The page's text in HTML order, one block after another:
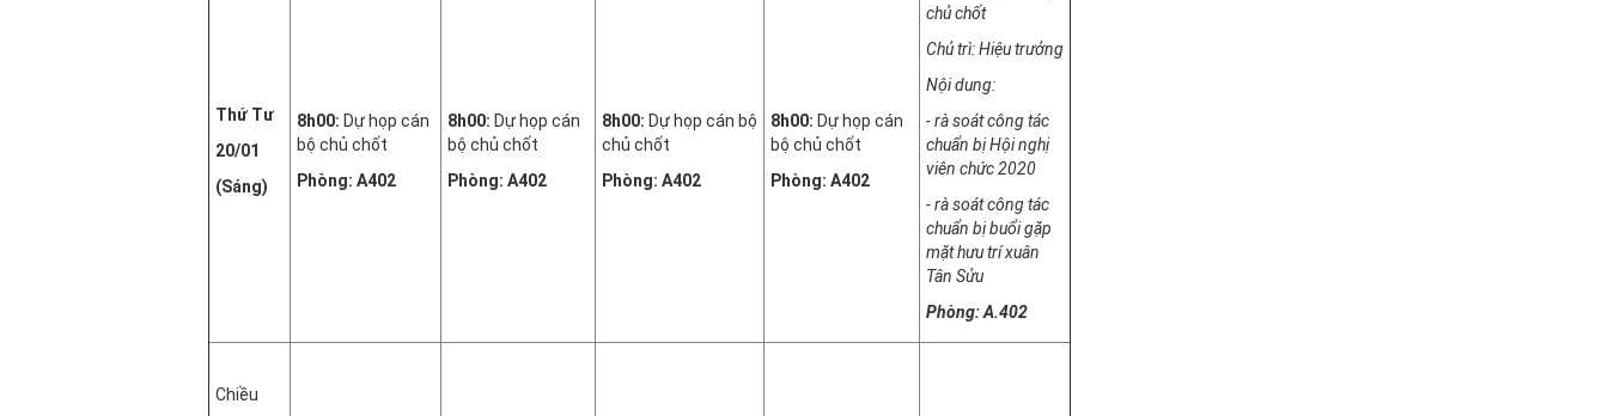
Thứ Tư
20/01
(Sáng)
8h00: Dự họp cán
bộ chủ chốt
Phòng: A402
8h00: Dự họp cán
bộ chủ chốt
Phòng: A402
8h00: Dự họp cán bộ
chủ chốt
Phòng: A402
8h00: Dự họp cán
bộ chủ chốt
Phòng: A402
chủ chốt
Chủ trì: Hiệu trưởng
Nội dung:
- rà soát công tác
chuẩn bị Hội nghị
viên chức 2020
- rà soát công tác
chuẩn bị buổi gặp
mặt hưu trí xuân
Tân Sửu
Phòng: A.402
Chiều